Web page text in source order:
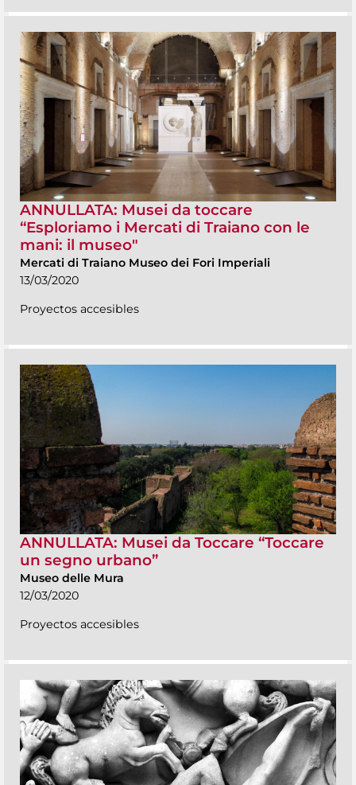
ANNULLATA: Musei da toccare
“Esploriamo i Mercati di Traiano con le
mani: il museo"
Mercati di Traiano Museo dei Fori Imperiali
13/03/2020
Proyectos accesibles
ANNULLATA: Musei da Toccare “Toccare
un segno urbano”
Museo delle Mura
12/03/2020
Proyectos accesibles